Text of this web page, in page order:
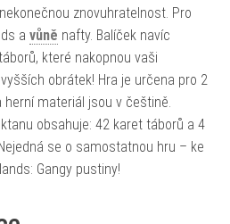
znovuhratelnost. Pro
a vůně nafty. Balíček navíc
které nakopnou vaši
obrátek! Hra je určena pro 2
materiál jsou v češtině.
obsahuje: 42 karet táborů a 4
se o samostatnou hru – ke
Gangy pustiny!